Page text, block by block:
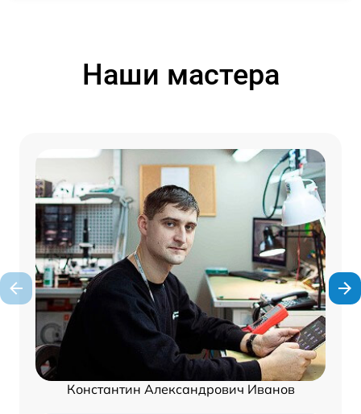
Наши мастера
Константин Александрович Иванов